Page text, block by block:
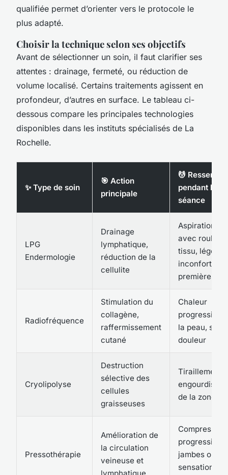
qualifiée permet d’orienter vers le protocole le
plus adapté.
Choisir la technique selon ses objectifs
Avant de sélectionner un soin, il faut clarifier ses
attentes : drainage, fermeté, ou réduction de
volume localisé. Certains traitements agissent en
profondeur, d’autres en surface. Le tableau ci-
dessous compare les principales technologies
disponibles dans les instituts spécialisés de La
Rochelle.
✨ Type de soin
🎯 Action
principale
💆 Ressenti
pendant la
séance
LPG
Endermologie
Drainage
lymphatique,
réduction de la
cellulite
Aspiration
avec roulis
tissu,
premières
Radiofréquence
Stimulation du
collagène,
raffermissement
cutané
Chaleur
progressive
la peau, sans
douleur
Cryolipolyse
Destruction
sélective des
cellules
graisseuses
Tiraillement
de la zone
Pressothérapie
Amélioration de
la circulation
veineuse et
lymphatique
Compression
progressive
jambes ou
sensation de